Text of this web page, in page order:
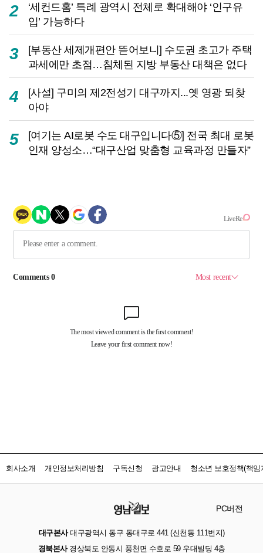
2
‘세컨드홈’ 특례 광역시 전체로 확대해야 ‘인구유
입’ 가능하다
3
[부동산 세제개편안 뜯어보니] 수도권 초고가 주택
과세에만 초점…침체된 지방 부동산 대책은 없다
4
[사설] 구미의 제2전성기 대구까지...옛 영광 되찾
아야
5
[여기는 AI로봇 수도 대구입니다⑤] 전국 최대 로봇
인재 양성소…“대구산업 맞춤형 교육과정 만들자”
회사소개 개인정보처리방침 구독신청 광고안내 청소년 보호정책(책임
PC버전
대구본사대구광역시 동구 동대구로 441 (신천동 111번지)
경북본사경상북도 안동시 풍천면 수호로 59 우대빌딩 4층